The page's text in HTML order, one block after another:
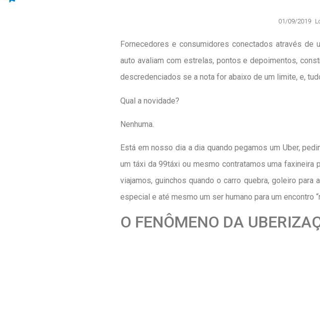
01/09/2019
Fornecedores e consumidores conectados através
auto avaliam com estrelas, pontos e depoimentos,
descredenciados se a nota for abaixo de um limite, e,
Qual a novidade?
Nenhuma.
Está em nosso dia a dia quando pegamos um Uber,
um táxi da 99táxi ou mesmo contratamos uma faxineira
viajamos, guinchos quando o carro quebra, goleiro
especial e até mesmo um ser humano para um encontro
O FENÔMENO DA